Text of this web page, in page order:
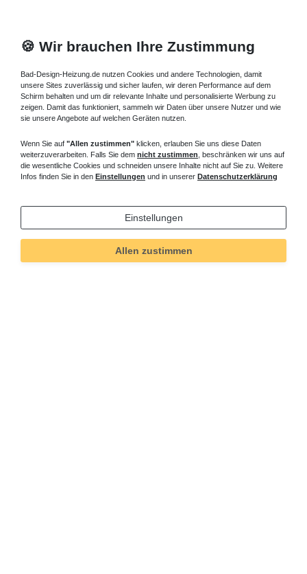
Merkmal
5242
🍪 Wir brauchen Ihre Zustimmung
Bad-Design-Heizung.de nutzen Cookies und andere Technologien, damit
unsere Sites zuverlässig und sicher laufen, wir deren Performance auf dem
Schirm behalten und um dir relevante Inhalte und personalisierte Werbung zu
zeigen. Damit das funktioniert, sammeln wir Daten über unsere Nutzer und wie
sie unsere Angebote auf welchen Geräten nutzen.
Wenn Sie auf "Allen zustimmen" klicken, erlauben Sie uns diese Daten
weiterzuverarbeiten. Falls Sie dem nicht zustimmen , beschränken wir uns auf
die wesentliche Cookies und schneiden unsere Inhalte nicht auf Sie zu. Weitere
Infos finden Sie in den Einstellungen und in unserer Datenschutzerklärung
Einstellungen
Allen zustimmen